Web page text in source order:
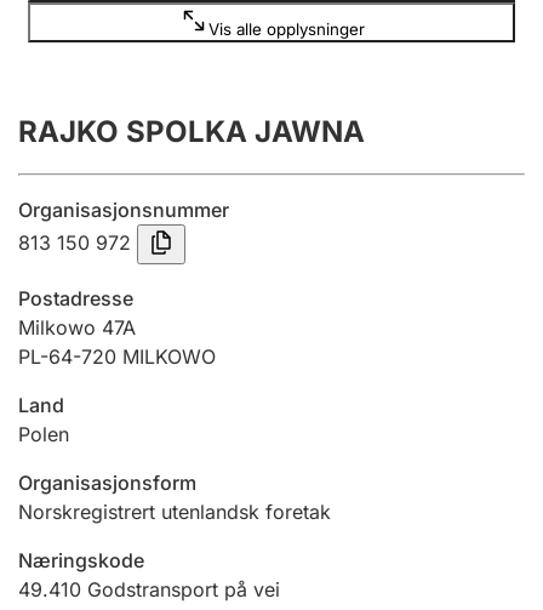
Årsregnskap
Innsending og forsinkelsesgebyr
Tinglysing
Jeger
Ektepaktveileder
Offentlig sektor
Vis alle opplysninger
RAJKO SPOLKA JAWNA
Organisasjonsnummer
813 150 972
Postadresse
Milkowo 47A
PL-64-720 MILKOWO
Land
Polen
Organisasjonsform
Norskregistrert utenlandsk foretak
Næringskode
49.410 Godstransport på vei